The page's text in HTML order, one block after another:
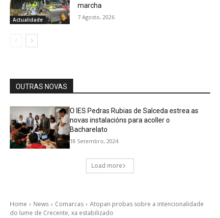
Actualidade
marcha
7 Agosto, 2026
OUTRAS NOVAS
O IES Pedras Rubias de Salceda estrea as
novas instalacións para acoller o
Bacharelato
18 Setembro, 2024
Load more